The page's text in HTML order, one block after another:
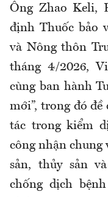
Ông Zhao Keli,
định Thuốc bảo
và Nông thôn
tháng 4/2026,
cùng ban hành
mới”, trong đó
tác trong kiểm
công nhận chung
sản, thủy sản
chống dịch